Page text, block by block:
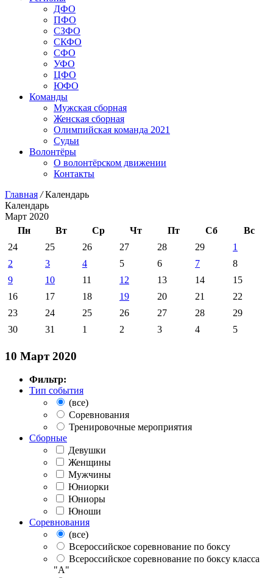
ДФО
ПФО
СЗФО
СКФО
СФО
УФО
ЦФО
ЮФО
Команды
Мужская сборная
Женская сборная
Олимпийская команда 2021
Судьи
Волонтёры
О волонтёрском движении
Контакты
Главная /Календарь
Календарь
Март 2020
Пн
Вт Ср Чт Пт Сб
Вс
24
25 26 27 28 29
1
2
3 4 5 6 7
8
9
10 11 12 13 14
15
16
17 18 19 20 21
22
23
24 25 26 27 28
29
30
31 1 2 3 4 5
10 Март 2020
Фильтр:
Тип события
(все)
Соревнования
Тренировочные мероприятия
Сборные
Девушки
Женщины
Мужчины
Юниорки
Юниоры
Юноши
Соревнования
(все)
Всероссийское соревнование по боксу
Всероссийское соревнование по боксу класса
"А"